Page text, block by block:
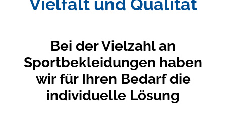
Bei der Vielzahl an
Sportbekleidungen haben
wir für Ihren Bedarf die
individuelle Lösung